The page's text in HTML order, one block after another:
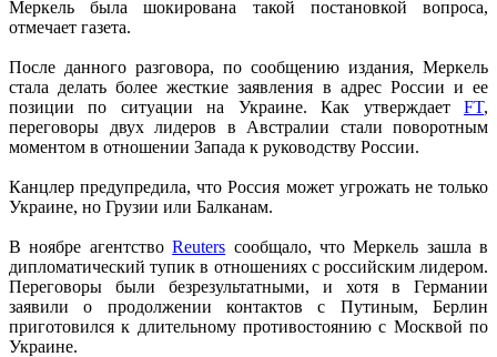
Меркель была шокирована такой постановкой вопроса,
отмечает газета.
После данного разговора, по сообщению издания, Меркель
стала делать более жесткие заявления в адрес России и ее
позиции по ситуации на Украине. Как утверждает FT,
переговоры двух лидеров в Австралии стали поворотным
моментом в отношении Запада к руководству России.
Канцлер предупредила, что Россия может угрожать не только
Украине, но Грузии или Балканам.
В ноябре агентствоReuters сообщало, что Меркель зашла в
дипломатический тупик в отношениях с российским лидером.
Переговоры были безрезультатными, и хотя в Германии
заявили о продолжении контактов с Путиным, Берлин
приготовился к длительному противостоянию с Москвой по
Украине.